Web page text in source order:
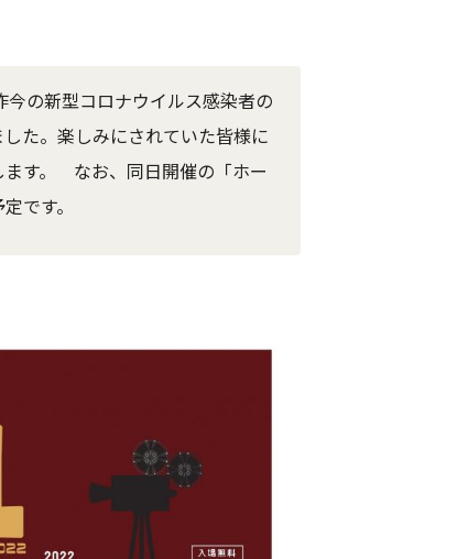
の新型コロナウイルス感染者の
た。楽しみにされていた皆様に
ます。 なお、同日開催の「ホー
です。